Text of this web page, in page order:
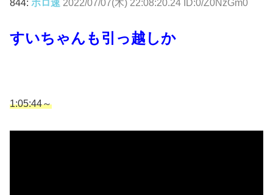
844: ホロ速 2022/07/07(木) 22:08:20.24 ID:0/Z0NzGm0
すいちゃんも引っ越しか
1:05:44～